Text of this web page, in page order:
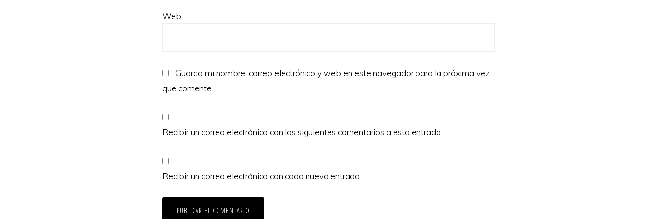
Web
Guarda mi nombre, correo electrónico y web en este navegador para la próxima vez
que comente.
Recibir un correo electrónico con los siguientes comentarios a esta entrada.
Recibir un correo electrónico con cada nueva entrada.